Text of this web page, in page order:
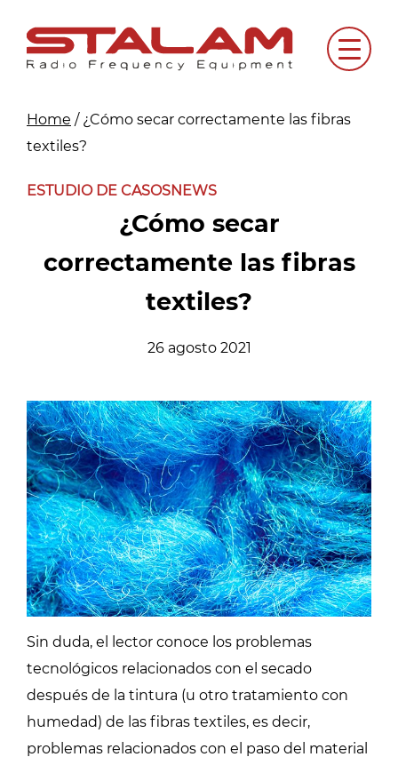
content
Menu
Home / ¿Cómo secar correctamente las fibras
textiles?
ESTUDIO DE CASOSNEWS
¿Cómo secar
correctamente las fibras
textiles?
26 agosto 2021
Sin duda, el lector conoce los problemas
tecnológicos relacionados con el secado
después de la tintura (u otro tratamiento con
humedad) de las fibras textiles, es decir,
problemas relacionados con el paso del material